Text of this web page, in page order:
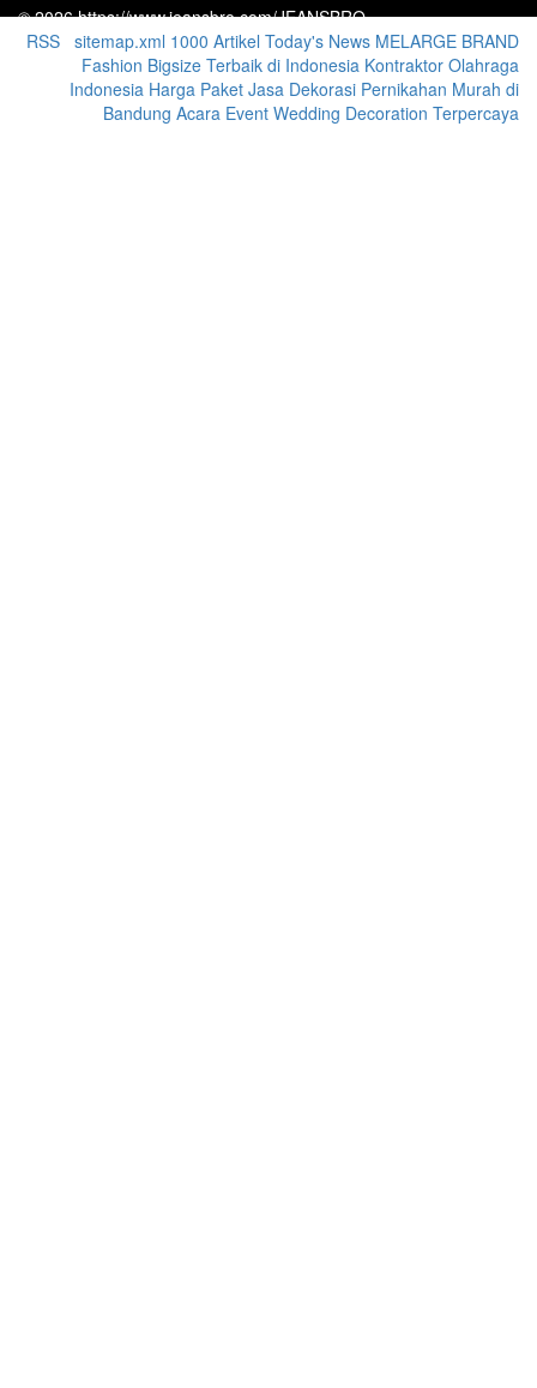
© 2026 https://www.jeansbro.com/JEANSBRO
RSS sitemap.xml 1000 Artikel Today's News MELARGE BRAND
Fashion Bigsize Terbaik di Indonesia Kontraktor Olahraga
Indonesia Harga Paket Jasa Dekorasi Pernikahan Murah di
Bandung Acara Event Wedding Decoration Terpercaya